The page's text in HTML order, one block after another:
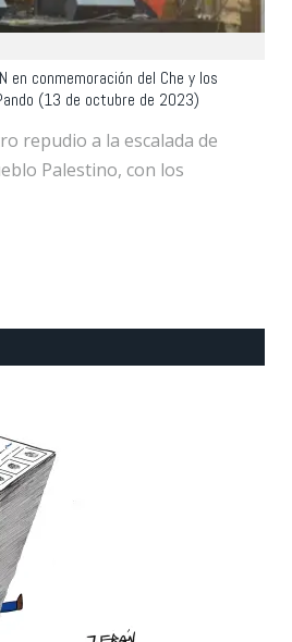
en conmemoración del Che y los
(13 de octubre de 2023)
repudio a la escalada de
Palestino, con los